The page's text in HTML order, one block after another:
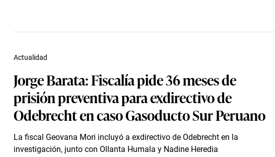
Jorge Barata: Fiscalía pide 36 meses de
prisión preventiva para exdirectivo de
Odebrecht en caso Gasoducto Sur Peruano
La fiscal Geovana Mori incluyó a exdirectivo de Odebrecht en la
investigación, junto con Ollanta Humala y Nadine Heredia
Actualidad